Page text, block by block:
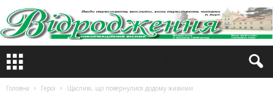
Головна Герої Щасливі, що повернулися додому живими